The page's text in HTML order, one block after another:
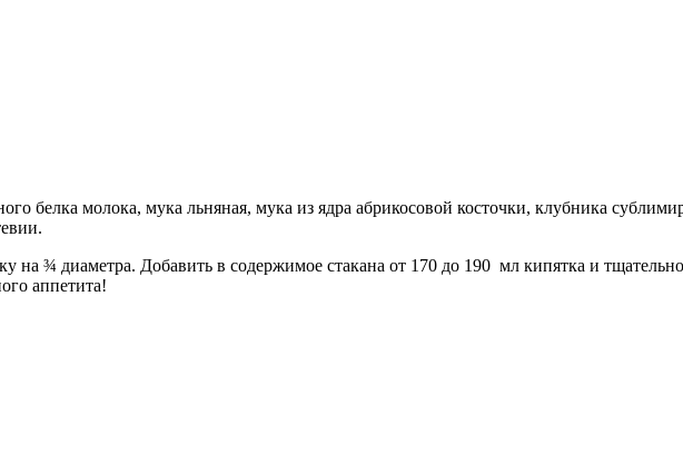
белка молока, мука льняная, мука из ядра абрикосовой косточки, клубника
на ¾ диаметра. Добавить в содержимое стакана от 170 до 190 мл кипятка и
аппетита!